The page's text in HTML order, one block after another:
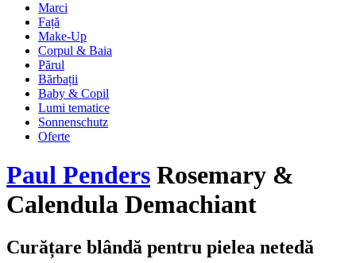
Marci
Față
Make-Up
Corpul & Baia
Părul
Bărbații
Baby & Copil
Lumi tematice
Sonnenschutz
Oferte
Paul Penders Rosemary &
Calendula Demachiant
Curățare blândă pentru pielea netedă